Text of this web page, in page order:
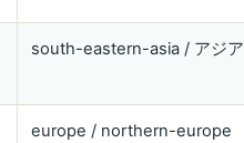
south-eastern-asia / アジア
europe / northern-europe